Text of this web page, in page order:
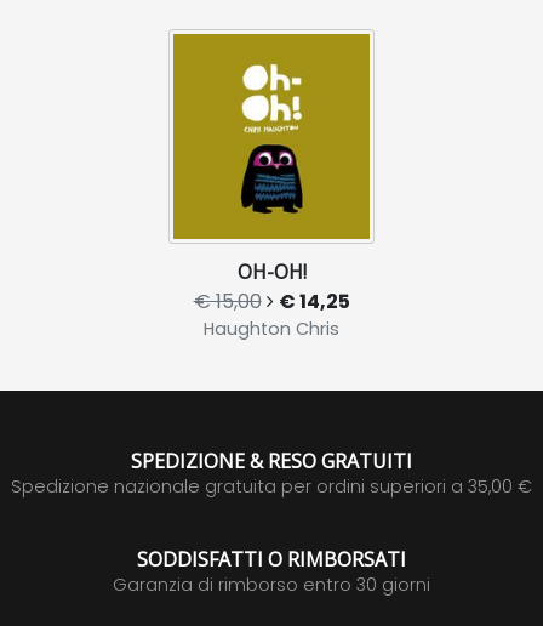
OH-OH!
€ 15,00 € 14,25
Haughton Chris
SPEDIZIONE & RESO GRATUITI
Spedizione nazionale gratuita per ordini superiori a 35,00 €
SODDISFATTI O RIMBORSATI
Garanzia di rimborso entro 30 giorni